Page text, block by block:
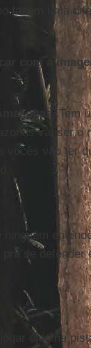
fazem uma
com a
Amazonas. Tem
vai ser o
vocês vão ter
se defender
óleo na